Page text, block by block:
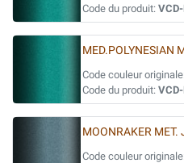
Code du produit:
MED.POLYNESIAN
Code couleur
Code du produit:
MOONRAKER MET.
Code couleur